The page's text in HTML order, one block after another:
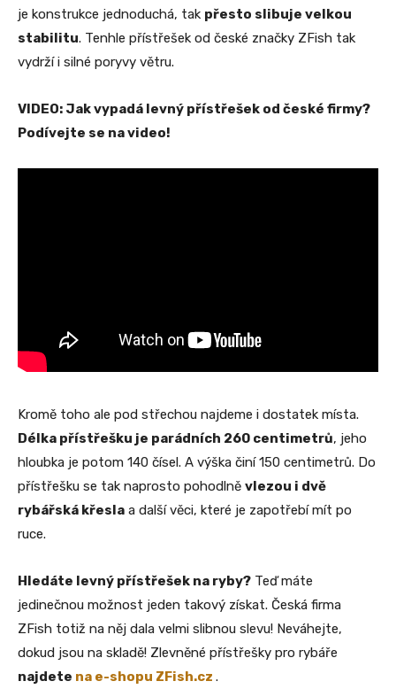
je konstrukce jednoduchá, tak přesto slibuje velkou
stabilitu. Tenhle přístřešek od české značky ZFish tak
vydrží i silné poryvy větru.
VIDEO: Jak vypadá levný přístřešek od české firmy?
Podívejte se na video!
Kromě toho ale pod střechou najdeme i dostatek místa.
Délka přístřešku je parádních 260 centimetrů, jeho
hloubka je potom 140 čísel. A výška činí 150 centimetrů. Do
přístřešku se tak naprosto pohodlně vlezou i dvě
rybářská křesla a další věci, které je zapotřebí mít po
ruce.
Hledáte levný přístřešek na ryby? Teď máte
jedinečnou možnost jeden takový získat. Česká firma
ZFish totiž na něj dala velmi slibnou slevu! Neváhejte,
dokud jsou na skladě! Zlevněné přístřešky pro rybáře
najdete na e-shopu ZFish.cz .